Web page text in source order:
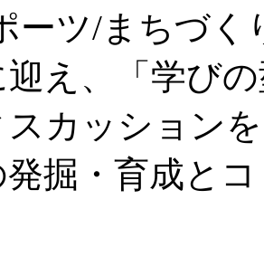
ーツ/まちづ
迎え、「学び
スカッション
発掘・育成と